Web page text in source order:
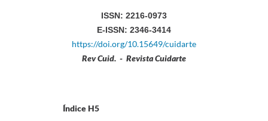
ISSN: 2216-0973
E-ISSN: 2346-3414
https://doi.org/10.15649/cuidarte
Rev Cuid. - Revista Cuidarte
Índice H5